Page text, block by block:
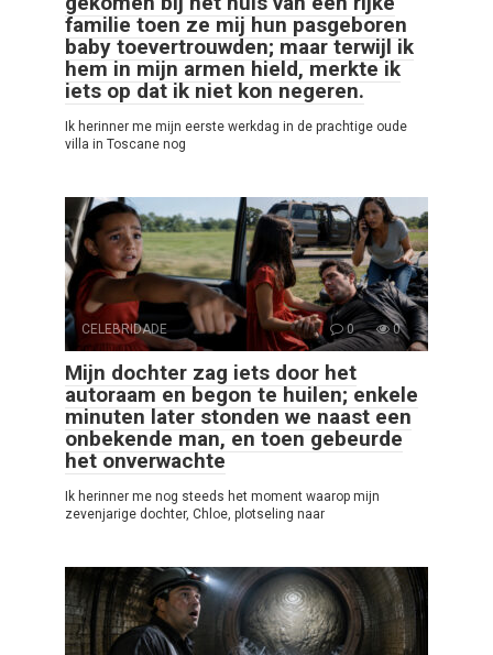
familie toen ze mij hun pasgeboren
baby toevertrouwden; maar terwijl ik
hem in mijn armen hield, merkte ik
iets op dat ik niet kon negeren.
Ik herinner me mijn eerste werkdag in de prachtige oude
villa in Toscane nog
CELEBRIDADE 0 0
Mijn dochter zag iets door het
autoraam en begon te huilen; enkele
minuten later stonden we naast een
onbekende man, en toen gebeurde
het onverwachte
Ik herinner me nog steeds het moment waarop mijn
zevenjarige dochter, Chloe, plotseling naar